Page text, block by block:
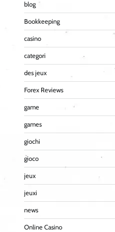
blog
Bookkeeping
casino
categori
des jeux
Forex Reviews
game
games
giochi
gioco
jeux
jeuxi
news
Online Casino